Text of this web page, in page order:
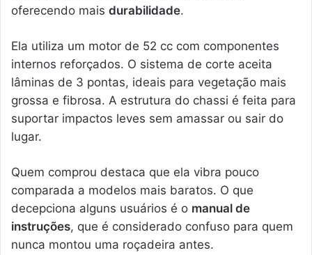
oferecendo mais durabilidade.
Ela utiliza um motor de 52 cc com componentes
internos reforçados. O sistema de corte aceita
lâminas de 3 pontas, ideais para vegetação mais
grossa e fibrosa. A estrutura do chassi é feita para
suportar impactos leves sem amassar ou sair do
lugar.
Quem comprou destaca que ela vibra pouco
comparada a modelos mais baratos. O que
decepciona alguns usuários é o manual de
instruções, que é considerado confuso para quem
nunca montou uma roçadeira antes.